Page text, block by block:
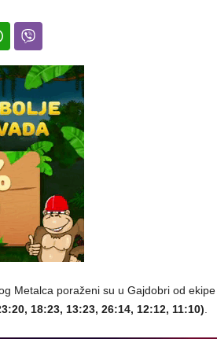
Metalca poraženi su u Gajdobri od ekipe
18:23, 13:23, 26:14, 12:12, 11:10)